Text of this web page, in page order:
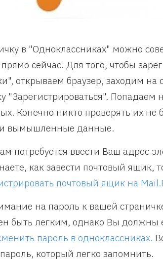
в "Одноклассниках" можно
сейчас. Для того, чтобы
открываем браузер, заходим на
"Зарегистрироваться". Попадаем
Конечно никто проверять их не
и вымышленные данные.
потребуется ввести Ваш адрес
как завести почтовый ящик,
почтовый ящик на
на пароль к вашей
быть легким, однако Вы должны
пароль в одноклассниках.
который легко запомнить.